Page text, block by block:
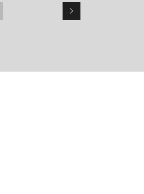
記憶に残る特別な体験をオーダーメ
イド！京都で話題のラグジュアリー人